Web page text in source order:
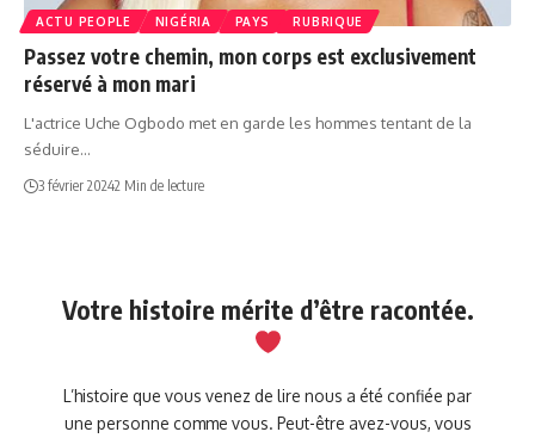
ACTU PEOPLE NIGÉRIA PAYS RUBRIQUE
Passez votre chemin, mon corps est exclusivement
réservé à mon mari
L'actrice Uche Ogbodo met en garde les hommes tentant de la
séduire…
3 février 20242 Min de lecture
Votre histoire mérite d’être racontée.
L’histoire que vous venez de lire nous a été confiée par
une personne comme vous. Peut-être avez-vous, vous